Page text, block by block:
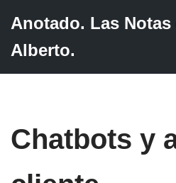
Saltar
Anotado. Las Notas
Alberto.
Chatbots y